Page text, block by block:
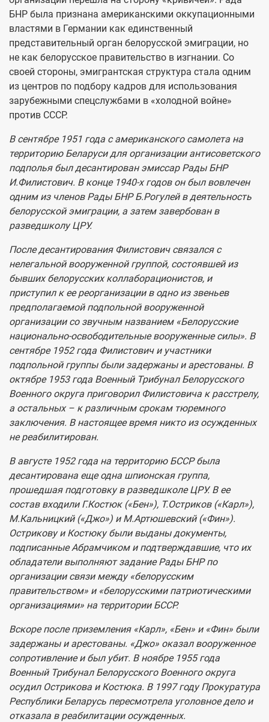
БНР была признана американскими оккупационными
властями в Германии как единственный
представительный орган белорусской эмиграции, но
не как белорусское правительство в изгнании. Со
своей стороны, эмигрантская структура стала одним
из центров по подбору кадров для использования
зарубежными спецслужбами в «холодной войне»
против СССР.
В сентябре 1951 года с американского самолета на
территорию Беларуси для организации антисоветского
подполья был десантирован эмиссар Рады БНР
И.Филистович. В конце 1940-х годов он был вовлечен
одним из членов Рады БНР Б.Рогулей в деятельность
белорусской эмиграции, а затем завербован в
разведшколу ЦРУ.
После десантирования Филистович связался с
нелегальной вооруженной группой, состоявшей из
бывших белорусских коллаборационистов, и
приступил к ее реорганизации в одно из звеньев
предполагаемой подпольной вооруженной
организации со звучным названием «Белорусские
национально-освободительные вооруженные силы». В
сентябре 1952 года Филистович и участники
подпольной группы были задержаны и арестованы. В
октябре 1953 года Военный Трибунал Белорусского
Военного округа приговорил Филистовича к расстрелу,
а остальных – к различным срокам тюремного
заключения. В настоящее время никто из осужденных
не реабилитирован.
В августе 1952 года на территорию БССР была
десантирована еще одна шпионская группа,
прошедшая подготовку в разведшколе ЦРУ. В ее
состав входили Г.Костюк («Бен»), Т.Остриков («Карл»),
М.Кальницкий («Джо») и М.Артюшевский («Фин»).
Острикову и Костюку были выданы документы,
подписанные Абрамчиком и подтверждавшие, что их
обладатели выполняют задание Рады БНР по
организации связи между «белорусским
правительством» и «белорусскими патриотическими
организациями» на территории БССР.
Вскоре после приземления «Карл», «Бен» и «Фин» были
задержаны и арестованы. «Джо» оказал вооруженное
сопротивление и был убит. В ноябре 1955 года
Военный Трибунал Белорусского Военного округа
осудил Острикова и Костюка. В 1997 году Прокуратура
Республики Беларусь пересмотрела уголовное дело и
отказала в реабилитации осужденных.